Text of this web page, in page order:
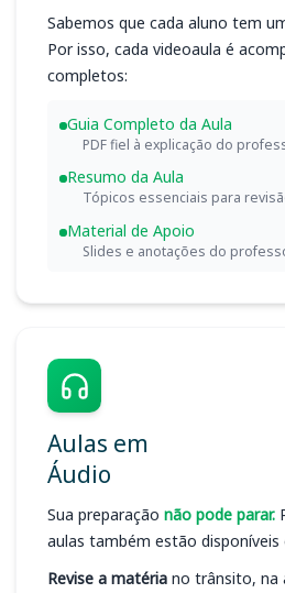
Sabemos que cada aluno tem
Por isso, cada videoaula é
completos:
Guia Completo da Aula
PDF fiel à explicação do
Resumo da Aula
Tópicos essenciais para
Material de Apoio
Slides e anotações do
Aulas em
Áudio
Sua preparação não pode parar.
aulas também estão
Revise a matéria no trânsito, na